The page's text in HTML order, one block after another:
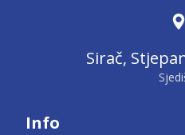
Sirač,
Info